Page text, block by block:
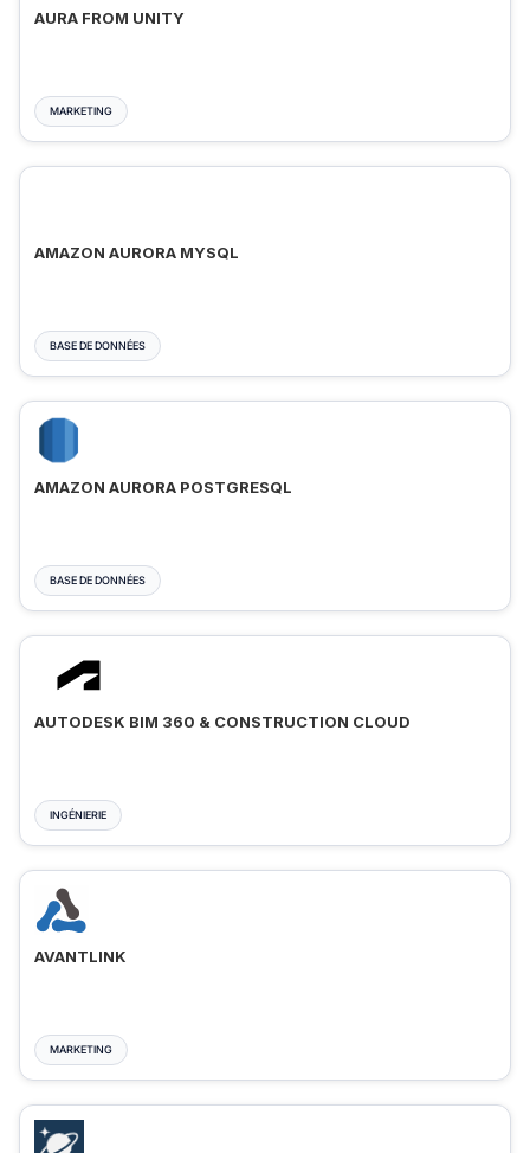
AURA FROM UNITY
MARKETING
AMAZON AURORA MYSQL
BASE DE DONNÉES
AMAZON AURORA POSTGRESQL
BASE DE DONNÉES
AUTODESK BIM 360 & CONSTRUCTION CLOUD
INGÉNIERIE
AVANTLINK
MARKETING